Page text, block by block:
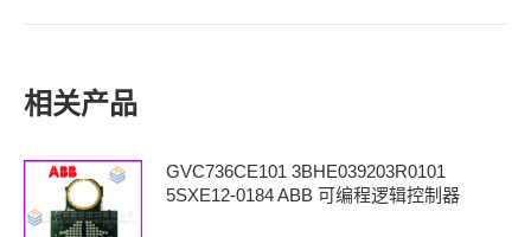
相关产品
GVC736CE101 3BHE039203R0101
5SXE12-0184 ABB 可编程逻辑控制器